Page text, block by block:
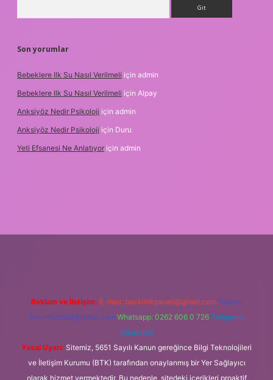
Son yorumlar
Bebeklere Ilk Su Nasıl Verilmeli için admin
Bebeklere Ilk Su Nasıl Verilmeli için Alpay
Anksiyöz Nedir Psikoloji için admin
Anksiyöz Nedir Psikoloji için Duru
Yeti Efsanesi Ne Anlatıyor için admin
Reklam ve İletişim: E-mail: backlinkpaneli@gmail.com Teams:
forumhizmeti@gmail.com Whatsapp: 0262 606 0 726 Telegram:
@karabul
Yasal Uyarı: Sitemiz, 5651 Sayılı Kanun gereğince Bilgi Teknolojileri
ve İletişim Kurumu (BTK) tarafından onaylanmış bir Yer Sağlayıcı
olarak hizmet vermektedir. Bu nedenle, sitedeki içerikleri proaktif